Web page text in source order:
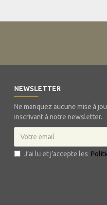
NEWSLETTER
Ne manquez aucune mise à
inscrivant à notre newsletter.
J’ai lu et j’accepte les